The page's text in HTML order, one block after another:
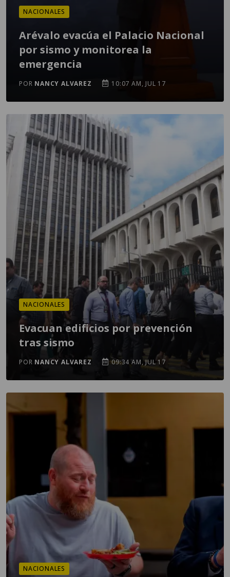
NACIONALES
Arévalo evacúa el Palacio Nacional
por sismo y monitorea la
emergencia
POR NANCY ALVAREZ 10:07 AM, JUL 17
NACIONALES
Evacuan edificios por prevención
tras sismo
POR NANCY ALVAREZ 09:34 AM, JUL 17
NACIONALES